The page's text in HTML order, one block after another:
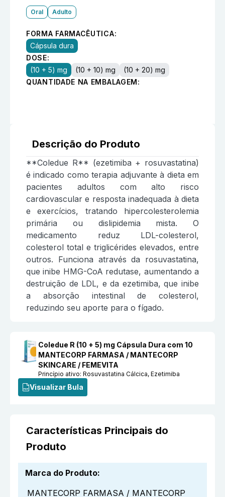
Oral Adulto
FORMA FARMACÊUTICA:
Cápsula dura
DOSE:
(10 + 5) mg
(10 + 10) mg
(10 + 20) mg
QUANTIDADE NA EMBALAGEM:
Descrição do Produto
**Coledue R** (ezetimiba + rosuvastatina)
é indicado como terapia adjuvante à dieta em
pacientes adultos com alto risco
cardiovascular e resposta inadequada à dieta
e exercícios, tratando hipercolesterolemia
primária ou dislipidemia mista. O
medicamento reduz LDL-colesterol,
colesterol total e triglicérides elevados, entre
outros. Funciona através da rosuvastatina,
que inibe HMG-CoA redutase, aumentando a
destruição de LDL, e da ezetimiba, que inibe
a absorção intestinal de colesterol,
reduzindo seu aporte para o fígado.
Coledue R (10 + 5) mg Cápsula Dura com 10
MANTECORP FARMASA / MANTECORP
SKINCARE / FEMEVITA
Princípio ativo:Rosuvastatina Cálcica, Ezetimiba
Visualizar Bula
Características Principais do
Produto
Marca do Produto:
MANTECORP FARMASA / MANTECORP